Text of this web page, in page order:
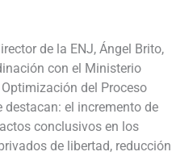
de la ENJ, Ángel Brito,
con el Ministerio
del Proceso
destacan: el incremento de
conclusivos en los
de libertad, reducción